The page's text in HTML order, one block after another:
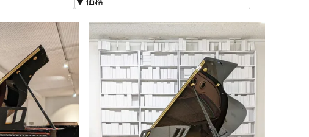
ピアノの選び方
ピアノお役立ち情報
ピアノトーク
新品ピアノ価格一覧
ピアノ製品番号一覧
会社情報
会社概要
採用情報
岡崎トップページ
東京トップページ